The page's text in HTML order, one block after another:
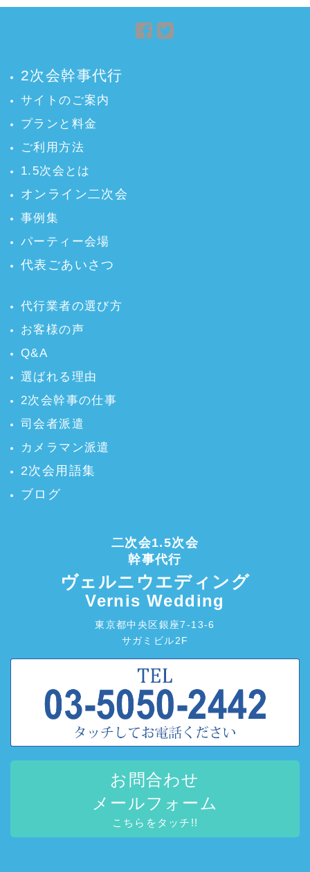
Facebook
2次会幹事代行
サイトのご案内
プランと料金
ご利用方法
1.5次会とは
オンライン二次会
事例集
パーティー会場
代表ごあいさつ
代行業者の選び方
お客様の声
Q&A
選ばれる理由
2次会幹事の仕事
司会者派遣
カメラマン派遣
2次会用語集
ブログ
二次会1.5次会
幹事代行
ヴェルニウエディング
Vernis Wedding
東京都中央区銀座7-13-6
サガミビル2F
お問合わせ
メールフォーム
こちらをタッチ!!